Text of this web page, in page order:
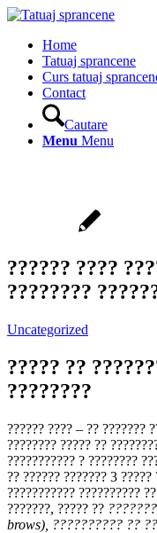
Home
Tatuaj sprancene
Curs tatuaj
Contact
Cautare
Menu Menu
?????? ????
????????
Uncategorized
????? ??
????????
?????? ???? – ?? ???????
???????? ????? ??
??????????? ? ????????
?? ?????? ??????? 3
??????????? ??????????
???????, ????? ??
brows), ?????????? ??